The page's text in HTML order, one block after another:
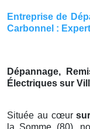
Entreprise de
Carbonnel :
Dépannage,
Électriques sur
Située au cœur